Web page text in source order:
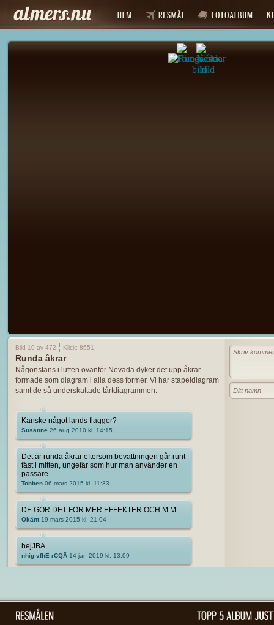
Bild 10 av 472 Klick: 8651
Runda åkrar
Någonstans i luften ovanför Nevada dyker det upp åkrar
formade som diagram i alla dess former. Vi har stapeldiagram
samt de så underskattade tårtdiagrammen.
Kanske något lands flaggor?
Susanne 26 aug 2010 kl. 14:15
Det är runda åkrar eftersom bevattningen går runt
fäst i mitten, ungefär som hur man använder en
passare.
Tobben06 mars 2015 kl. 11:33
DE GÖR DET FÖR MER EFFEKTER OCH M.M
Okänt19 mars 2015 kl. 21:04
hejJBA
nhig-vfhE rCQÄ14 jan 2019 kl. 13:09